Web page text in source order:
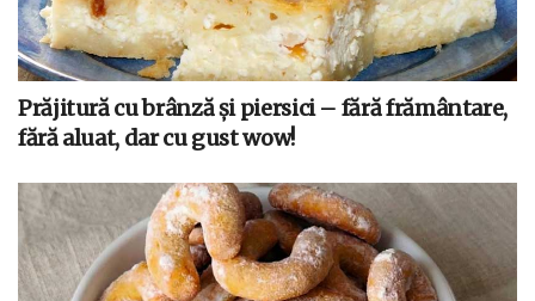
Prăjitură cu brânză și piersici – fără frământare,
fără aluat, dar cu gust wow!